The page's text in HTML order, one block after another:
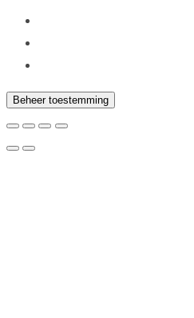
Beheer toestemming